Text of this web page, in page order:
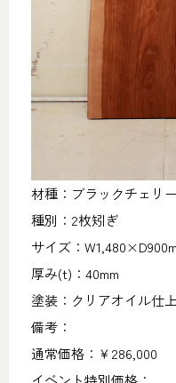
材種：ブラックチェリー
種別：2枚矧ぎ
サイズ：
厚み(t)：40mm
塗装：クリアオイル仕
備考：
通常価格：￥286,000